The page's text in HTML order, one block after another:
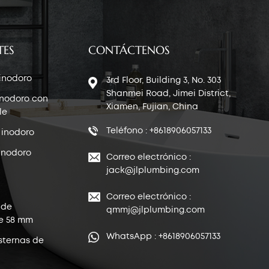
con
58 mm
de
CONTÁCTENOS
3rd Floor, Building 3, No. 303
Shanmei Road, Jimei District,
Xiamen, Fujian, China
Teléfono : +8618906057133
Correo electrónico :
jack@jlplumbing.com
Correo electrónico :
qmmj@jlplumbing.com
WhatsApp : +8618906057133